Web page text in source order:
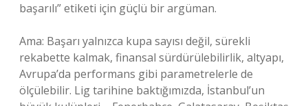
başarılı” etiketi için güçlü bir argüman.
Ama: Başarı yalnızca kupa sayısı değil, sürekli
rekabette kalmak, finansal sürdürülebilirlik, altyapı,
Avrupa’da performans gibi parametrelerle de
ölçülebilir. Lig tarihine baktığımızda, İstanbul’un